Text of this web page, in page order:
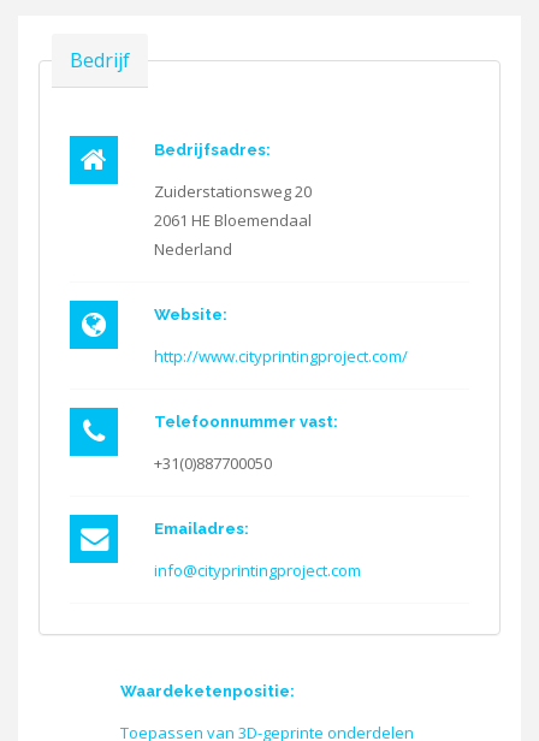
Verbergen
Bedrijf
Bedrijfsadres:
Zuiderstationsweg 20
2061 HE Bloemendaal
Nederland
Website:
http://www.cityprintingproject.com/
Telefoonnummer vast:
+31(0)887700050
Emailadres:
info@cityprintingproject.com
Waardeketenpositie:
Toepassen van 3D-geprinte onderdelen